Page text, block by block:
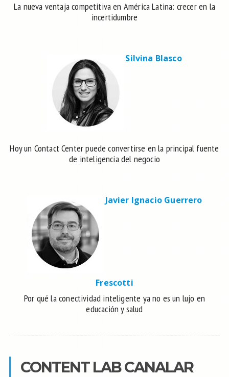
La nueva ventaja competitiva en América Latina: crecer en la
incertidumbre
Silvina Blasco
Hoy un Contact Center puede convertirse en la principal fuente
de inteligencia del negocio
Javier Ignacio Guerrero
Frescotti
Por qué la conectividad inteligente ya no es un lujo en
educación y salud
CONTENT LAB CANALAR